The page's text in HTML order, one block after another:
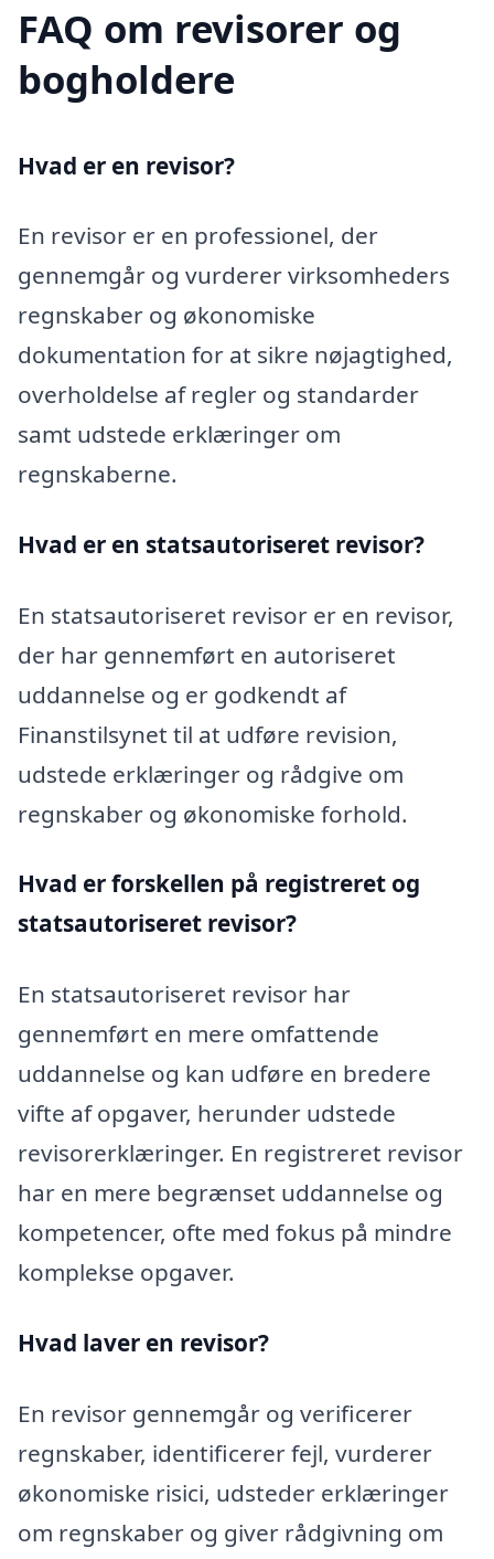
FAQ om revisorer og
bogholdere
Hvad er en revisor?
En revisor er en professionel, der
gennemgår og vurderer virksomheders
regnskaber og økonomiske
dokumentation for at sikre nøjagtighed,
overholdelse af regler og standarder
samt udstede erklæringer om
regnskaberne.
Hvad er en statsautoriseret revisor?
En statsautoriseret revisor er en revisor,
der har gennemført en autoriseret
uddannelse og er godkendt af
Finanstilsynet til at udføre revision,
udstede erklæringer og rådgive om
regnskaber og økonomiske forhold.
Hvad er forskellen på registreret og
statsautoriseret revisor?
En statsautoriseret revisor har
gennemført en mere omfattende
uddannelse og kan udføre en bredere
vifte af opgaver, herunder udstede
revisorerklæringer. En registreret revisor
har en mere begrænset uddannelse og
kompetencer, ofte med fokus på mindre
komplekse opgaver.
Hvad laver en revisor?
En revisor gennemgår og verificerer
regnskaber, identificerer fejl, vurderer
økonomiske risici, udsteder erklæringer
om regnskaber og giver rådgivning om